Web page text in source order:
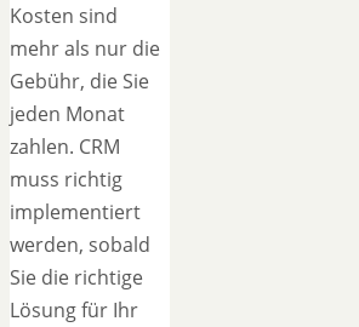
Kosten sind
mehr als nur die
Gebühr, die Sie
jeden Monat
zahlen. CRM
muss richtig
implementiert
werden, sobald
Sie die richtige
Lösung für Ihr